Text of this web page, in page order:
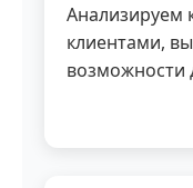
Анализируем
клиентами,
возможности